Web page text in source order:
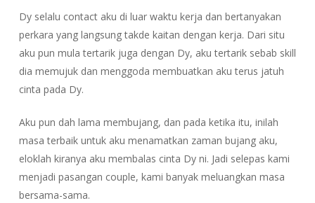
Dy selalu contact aku di luar waktu kerja dan bertanyakan
perkara yang langsung takde kaitan dengan kerja. Dari situ
aku pun mula tertarik juga dengan Dy, aku tertarik sebab skill
dia memujuk dan menggoda membuatkan aku terus jatuh
cinta pada Dy.
Aku pun dah lama membujang, dan pada ketika itu, inilah
masa terbaik untuk aku menamatkan zaman bujang aku,
eloklah kiranya aku membalas cinta Dy ni. Jadi selepas kami
menjadi pasangan couple, kami banyak meluangkan masa
bersama-sama.